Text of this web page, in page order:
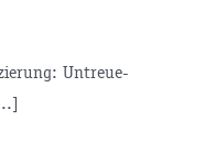
Untreue-